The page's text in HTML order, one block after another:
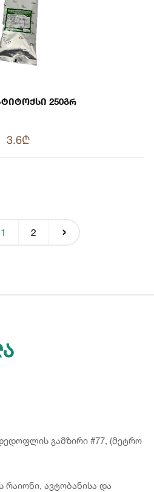
250გრ
3.6₾
1 2 ›
გამზირი #77, (მეტრო
რაიონი, ავტობანისა და